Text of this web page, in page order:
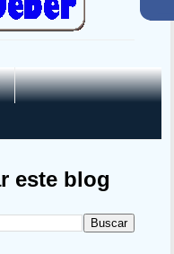
este blog